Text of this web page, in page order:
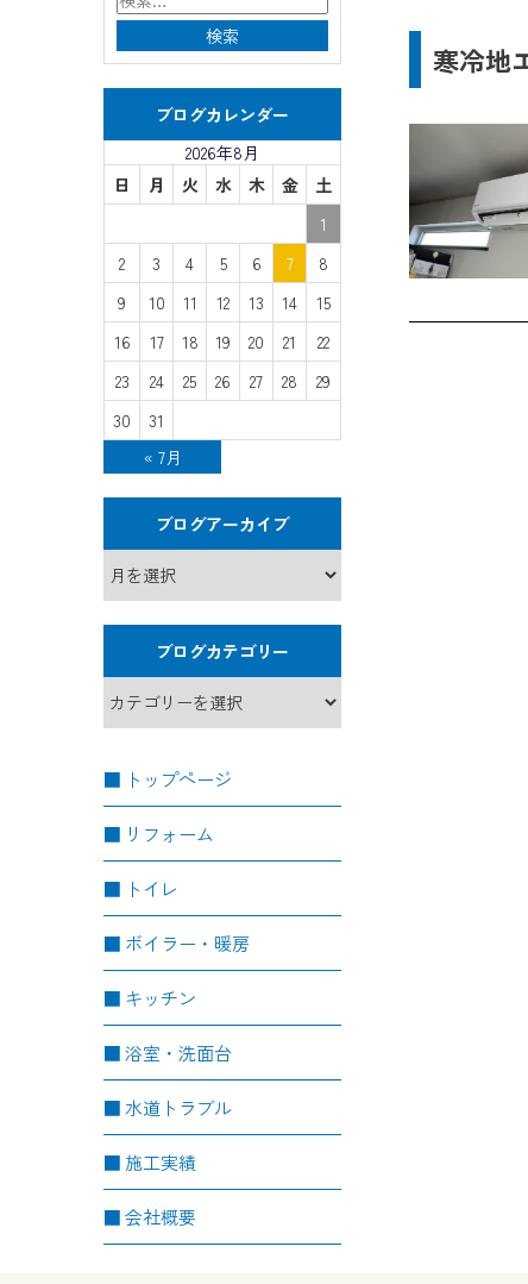
ブログカレンダー
2026年8月
日
月 火 水 木 金
土
1
2
3 4 5 6 7
8
9
10 11 12 13 14
15
16
17 18 19 20 21
22
23
24 25 26 27 28
29
30
31
« 7月
ブログアーカイブ
ブログカテゴリー
トップページ
リフォーム
トイレ
ボイラー・暖房
キッチン
浴室・洗面台
水道トラブル
施工実績
会社概要
寒冷地